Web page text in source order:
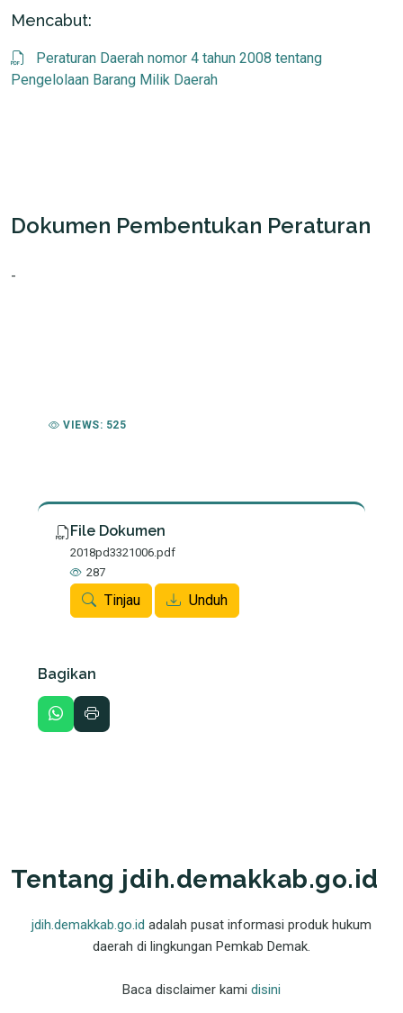
Mencabut:
Peraturan Daerah nomor 4 tahun 2008 tentang
Pengelolaan Barang Milik Daerah
Dokumen Pembentukan Peraturan
-
VIEWS: 525
File Dokumen
2018pd3321006.pdf
287
Tinjau Unduh
Bagikan
Tentang jdih.demakkab.go.id
jdih.demakkab.go.id adalah pusat informasi produk hukum
daerah di lingkungan Pemkab Demak.
Baca disclaimer kami disini